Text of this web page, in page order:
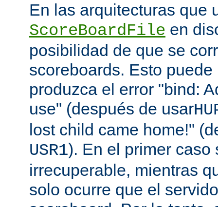
En las arquitecturas que
ScoreBoardFile en
posibilidad de que se
scoreboards. Esto
produzca el error "bind:
use" (después de usar
lost child came home!"
USR1). En el primer caso
irrecuperable, mientras
solo ocurre que el